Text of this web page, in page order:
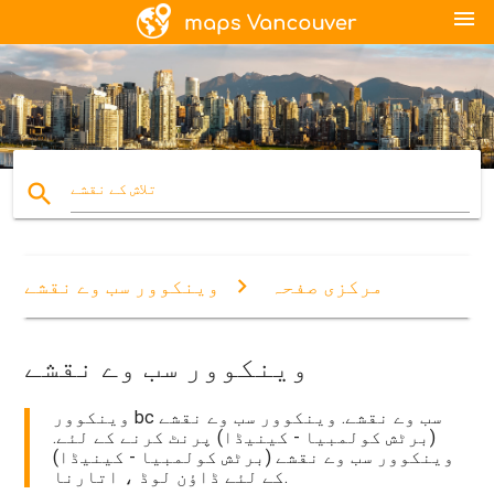
menu
search تلاش کے نقشے
مرکزی صفحہ وینکوور سب وے نقشے
وینکوور سب وے نقشے
وینکوور bc سب وے نقشے. وینکوور سب وے نقشے
(برٹش کولمبیا - کینیڈا) پرنٹ کرنے کے لئے.
وینکوور سب وے نقشے (برٹش کولمبیا - کینیڈا)
کے لئے ڈاؤن لوڈ ، اتارنا.